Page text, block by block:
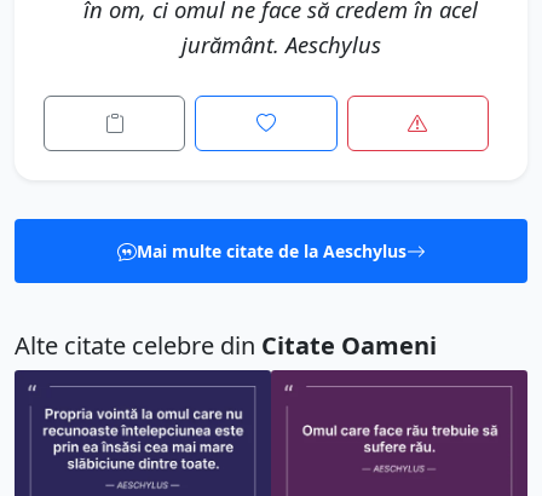
în om, ci omul ne face să credem în acel
jurământ. Aeschylus
Mai multe citate de la Aeschylus
Alte citate celebre din Citate Oameni